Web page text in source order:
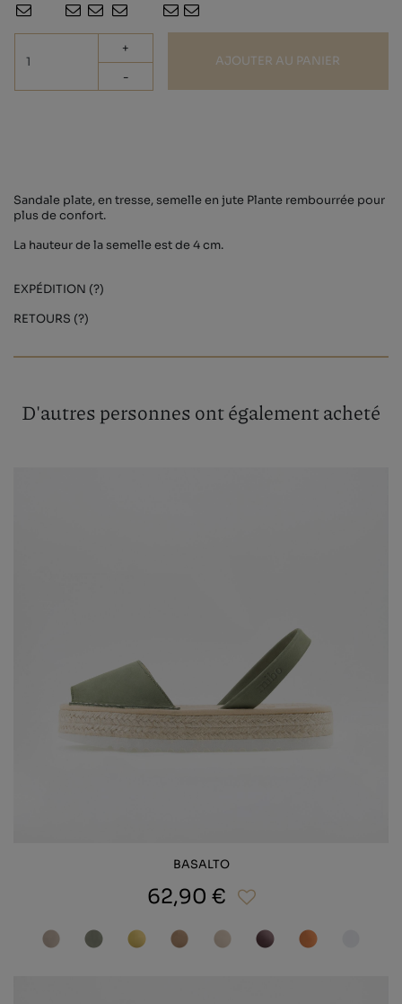
+
-
AJOUTER AU PANIER
Sandale plate, en tresse, semelle en jute Plante rembourrée pour
plus de confort.
La hauteur de la semelle est de 4 cm.
EXPÉDITION (?)
RETOURS (?)
D'autres personnes ont également acheté
BASALTO
62,90 €